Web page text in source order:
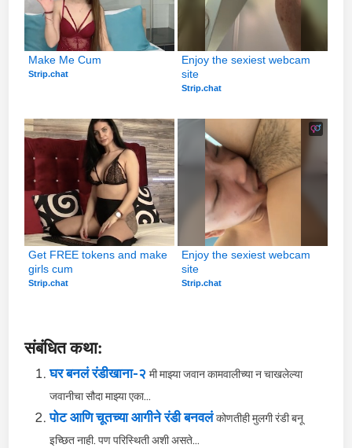
Make Me Cum
Strip.chat
Enjoy the sexiest webcam
site
Strip.chat
Get FREE tokens and make
girls cum
Strip.chat
Enjoy the sexiest webcam
site
Strip.chat
संबंधित कथा:
घर बनलं रंडीखाना-२ मी माझ्या जवान कामवालीच्या न चाखलेल्या
जवानीचा सौदा माझ्या एका...
पोट आणि चूतच्या आगीने रंडी बनवलं कोणतीही मुलगी रंडी बनू
इच्छित नाही. पण परिस्थिती अशी असते...